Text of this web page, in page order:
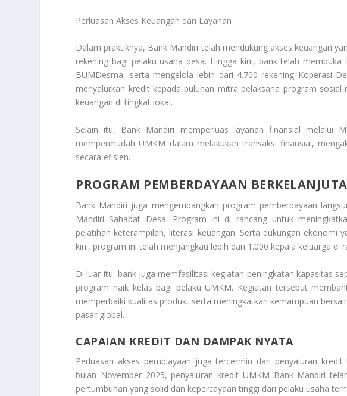
Perluasan Akses Keuangan dan Layanan
Dalam praktiknya, Bank Mandiri telah mendukung akses keuangan
rekening bagi pelaku usaha desa. Hingga kini, bank telah
BUMDesma, serta mengelola lebih dari 4.700 rekening Koperasi
menyalurkan kredit kepada puluhan mitra pelaksana program
keuangan di tingkat lokal.
Selain itu, Bank Mandiri memperluas layanan finansial melalui
mempermudah UMKM dalam melakukan transaksi finansial,
secara efisien.
PROGRAM PEMBERDAYAAN
Bank Mandiri juga mengembangkan program pemberdayaan
Mandiri Sahabat Desa. Program ini di rancang untuk
pelatihan keterampilan, literasi keuangan. Serta dukungan ekonomi
kini, program ini telah menjangkau lebih dari 1.000 kepala keluarga di
Di luar itu, bank juga memfasilitasi kegiatan peningkatan kapasitas
program naik kelas bagi pelaku UMKM. Kegiatan tersebut
memperbaiki kualitas produk, serta meningkatkan kemampuan
pasar global.
CAPAIAN KREDIT DAN DAMPAK NYATA
Perluasan akses pembiayaan juga tercermin dari penyaluran
bulan November 2025, penyaluran kredit UMKM Bank Mandiri
pertumbuhan yang solid dan kepercayaan tinggi dari pelaku usaha